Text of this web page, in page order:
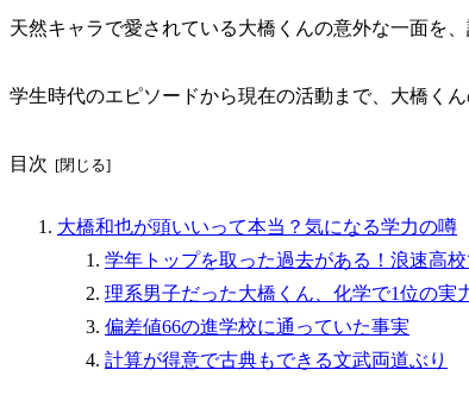
天然キャラで愛されている大橋くんの意外な一面を、
学生時代のエピソードから現在の活動まで、大橋く
目次
大橋和也が頭いいって本当？気になる学力の噂
学年トップを取った過去がある！浪速高
理系男子だった大橋くん、化学で1位の実
偏差値66の進学校に通っていた事実
計算が得意で古典もできる文武両道ぶり